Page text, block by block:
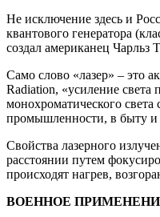
Не исключение здесь и
квантового генератора
создал американец
Само слово «лазер» – это
Radiation, «усиление света
монохроматического
промышленности, в быту и
Свойства лазерного
расстоянии путем
происходят нагрев,
ВОЕННОЕ